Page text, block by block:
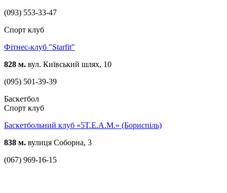
(093) 553-33-47
Спорт клуб
Фітнес-клуб "Starfit"
828 м. вул. Київський шлях, 10
(095) 501-39-39
Баскетбол
Спорт клуб
Баскетбольний клуб «5T.E.A.M.» (Бориспіль)
838 м. вулиця Соборна, 3
(067) 969-16-15